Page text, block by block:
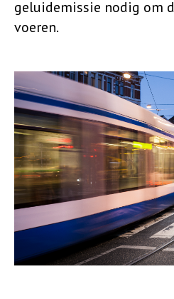
geluidemissie nodig om
voeren.